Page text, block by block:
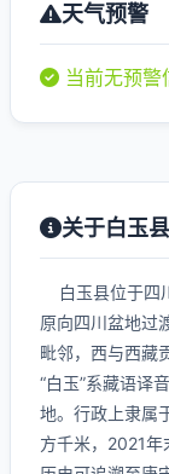
天气预警
当前无预警
关于白玉县
白玉县位于四
原向四川盆地过
毗邻，西与西藏
“白玉”系藏语译
地。行政上隶属
方千米，2021年